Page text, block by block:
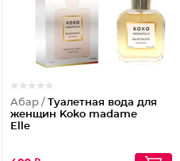
Абар / Туалетная вода для
женщин Koko madame
Elle